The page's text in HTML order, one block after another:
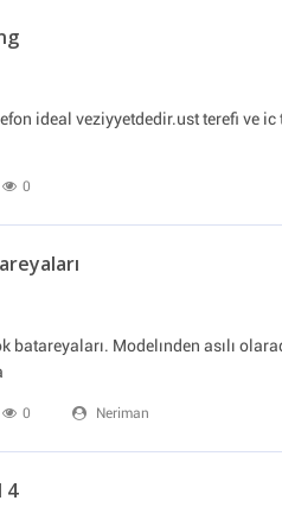
ideal veziyyetdedir.ust terefi ve ic
0
batareyaları. Modelınden asılı
0 Neriman
4